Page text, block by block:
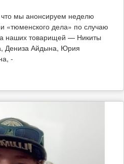
мы анонсируем неделю
«тюменского дела» по случаю
наших товарищей — Никиты
Дениза Айдына, Юрия
-